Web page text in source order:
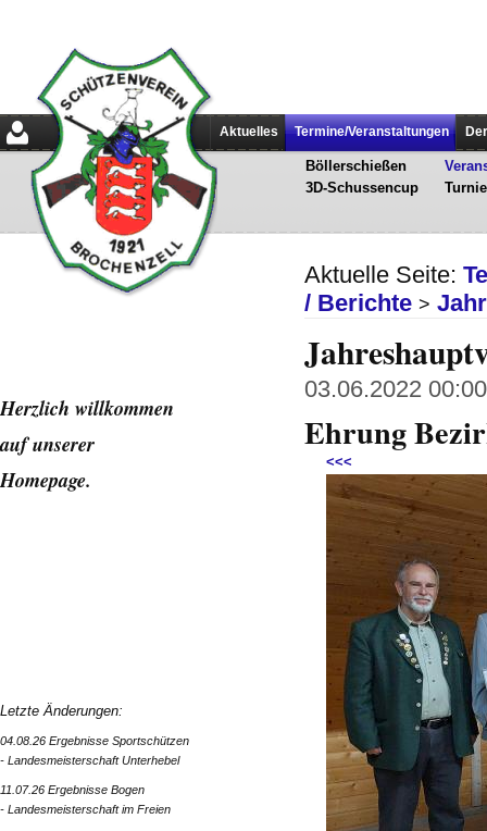
Aktuelles Termine/Veranstaltungen
Böllerschießen
3D-Schussencup
Aktuelle Seite:
/ Berichte >
03.06.2022
Ehrung
<<<
Herzlich willkommen
auf unserer
Homepage.
Letzte Änderungen:
04.08.26 Ergebnisse Sportschützen
- Landesmeisterschaft Unterhebel
11.07.26 Ergebnisse Bogen
- Landesmeisterschaft im Freien